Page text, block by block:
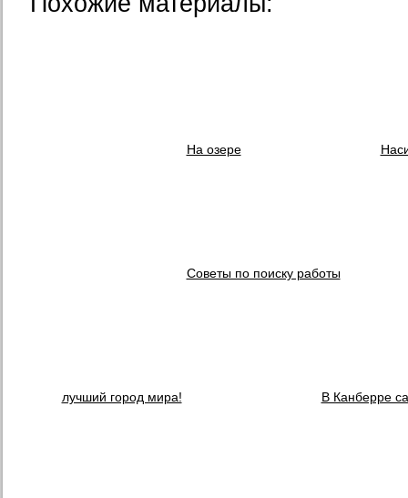
На озере
Советы по поиску работы
лучший город мира! В Канберре